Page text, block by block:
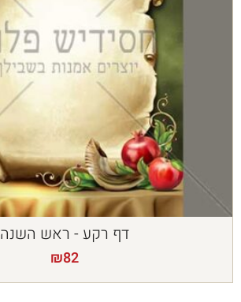
דף רקע - ראש השנה
₪82